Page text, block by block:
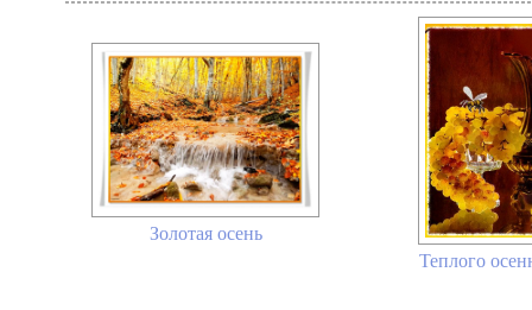
Золотая осень
Теплого